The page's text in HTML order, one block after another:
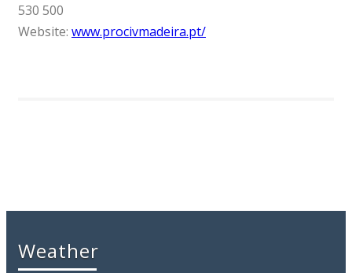
530 500
Website: www.procivmadeira.pt/
Weather